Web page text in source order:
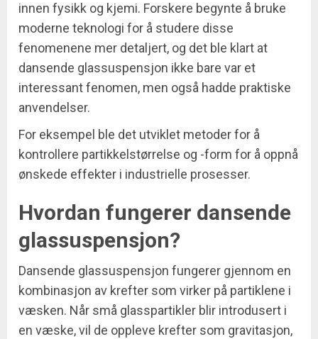
innen fysikk og kjemi. Forskere begynte å bruke
moderne teknologi for å studere disse
fenomenene mer detaljert, og det ble klart at
dansende glassuspensjon ikke bare var et
interessant fenomen, men også hadde praktiske
anvendelser.
For eksempel ble det utviklet metoder for å
kontrollere partikkelstørrelse og -form for å oppnå
ønskede effekter i industrielle prosesser.
Hvordan fungerer dansende
glassuspensjon?
Dansende glassuspensjon fungerer gjennom en
kombinasjon av krefter som virker på partiklene i
væsken. Når små glasspartikler blir introdusert i
en væske, vil de oppleve krefter som gravitasjon,